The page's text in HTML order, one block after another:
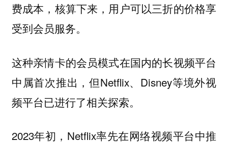
费成本，核算下来，用户可以三折的价格享
受到会员服务。
这种亲情卡的会员模式在国内的长视频平台
中属首次推出，但Netflix、Disney等境外视
频平台已进行了相关探索。
2023年初，Netflix率先在网络视频平台中推